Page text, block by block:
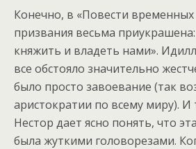
Конечно, в «Повести временных
призвания весьма
княжить и владеть нами».
все обстояло значительно
было просто завоевание (так
аристократии по всему миру). И
Нестор дает ясно понять, что
была жуткими головорезами.